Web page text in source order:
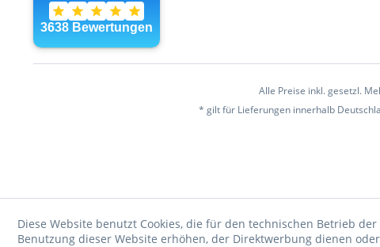
Alle Preise inkl. gesetzl.
* gilt für Lieferungen innerhalb
Diese Website benutzt Cookies, die für den technischen Betrieb
Benutzung dieser Website erhöhen, der Direktwerbung dienen